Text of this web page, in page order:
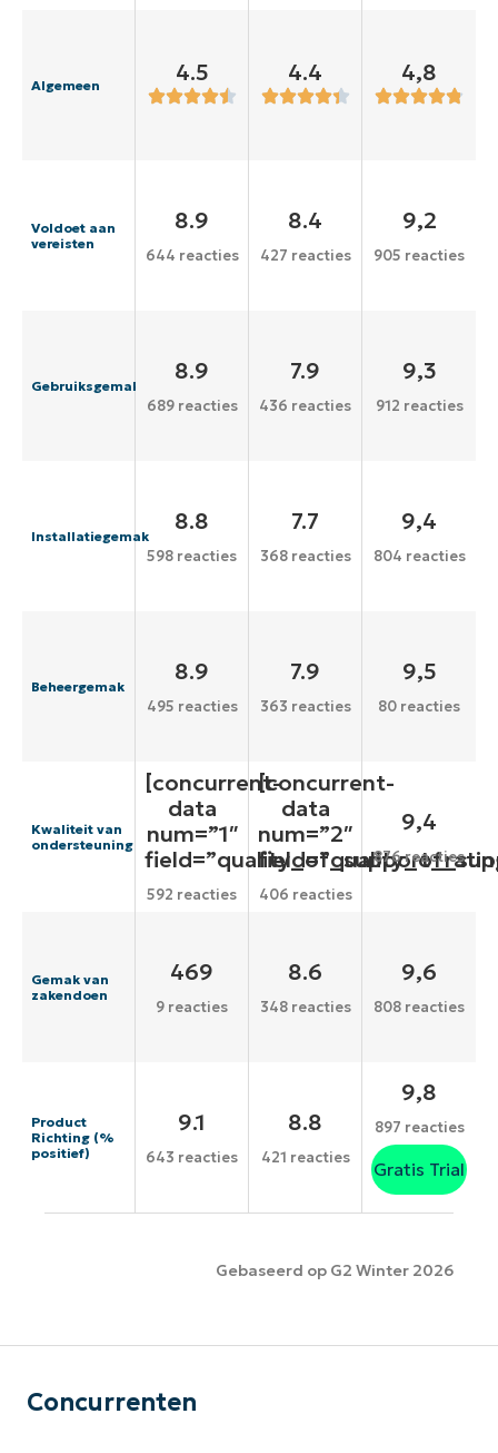
Algemeen 4.5 4.4 4,8
Voldoet aan
vereisten
8.9
644 reacties
8.4
427 reacties
9,2
905 reacties
Gebruiksgemak
8.9
689 reacties
7.9
436 reacties
9,3
912 reacties
Installatiegemak
8.8
598 reacties
7.7
368 reacties
9,4
804 reacties
Beheergemak
8.9
495 reacties
7.9
363 reacties
9,5
80 reacties
Kwaliteit van
ondersteuning
[concurrent-
data
num=”1″
592 reacties
[concurrent-
data
num=”2″
406 reacties
9,4
876 reacties
Gemak van
zakendoen
469
9 reacties
8.6
348 reacties
9,6
808 reacties
Product
Richting (%
positief)
9.1
643 reacties
8.8
421 reacties
9,8
897 reacties
Gratis Trial
Gebaseerd op G2 Winter 2026
Concurrenten